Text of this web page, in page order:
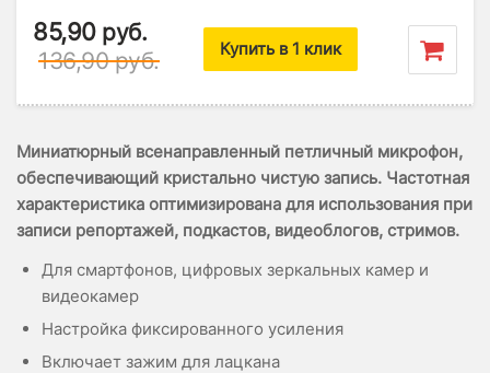
85,90 руб.
136,90 руб. Купить в 1 клик
Миниатюрный всенаправленный петличный микрофон,
обеспечивающий кристально чистую запись. Частотная
характеристика оптимизирована для использования при
записи репортажей, подкастов, видеоблогов, стримов.
Для смартфонов, цифровых зеркальных камер и
видеокамер
Настройка фиксированного усиления
Включает зажим для лацкана